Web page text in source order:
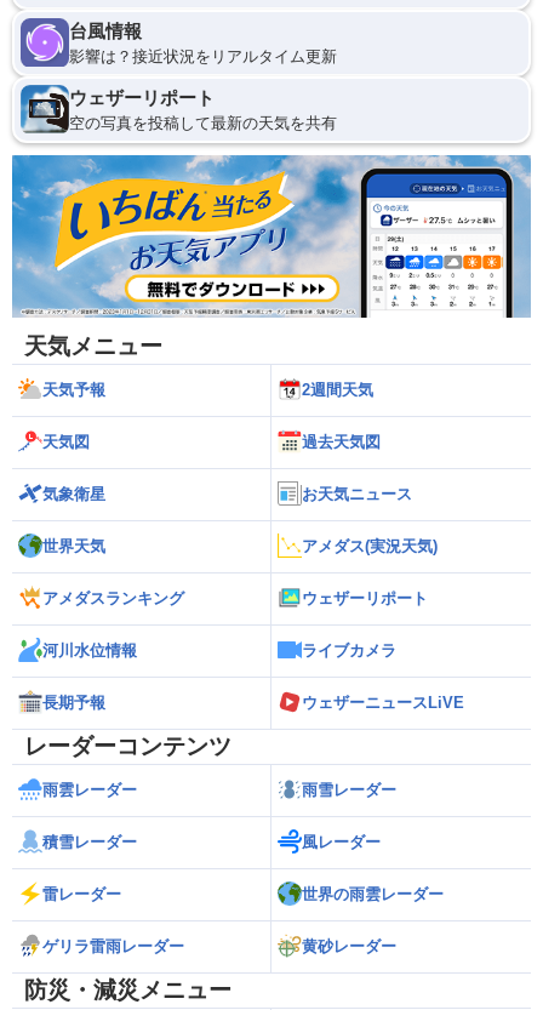
台風情報
影響は？接近状況をリアルタイム更新
ウェザーリポート
空の写真を投稿して最新の天気を共有
天気メニュー
天気予報 2週間天気
天気図 過去天気図
気象衛星 お天気ニュース
世界天気 アメダス(実況天気)
アメダスランキング ウェザーリポート
河川水位情報 ライブカメラ
長期予報 ウェザーニュースLiVE
レーダーコンテンツ
雨雲レーダー 雨雪レーダー
積雪レーダー 風レーダー
雷レーダー 世界の雨雲レーダー
ゲリラ雷雨レーダー 黄砂レーダー
防災・減災メニュー